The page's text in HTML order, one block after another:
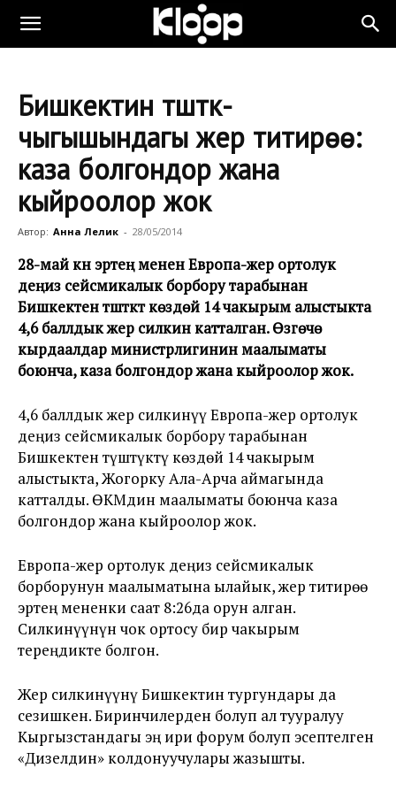
Бишкектин түштүк-
чыгышындагы жер титирөө:
каза болгондор жана
кыйроолор жок
Автор: Анна Лелик - 28/05/2014
28-май күнү эртең менен Европа-жер ортолук
деңиз сейсмикалык борбору тарабынан
Бишкектен түштүктү көздөй 14 чакырым алыстыкта
4,6 баллдык жер силкинүү катталган. Өзгөчө
кырдаалдар министрлигинин маалыматы
боюнча, каза болгондор жана кыйроолор жок.
4,6 баллдык жер силкинүү Европа-жер ортолук
деңиз сейсмикалык борбору тарабынан
Бишкектен түштүктү көздөй 14 чакырым
алыстыкта, Жогорку Ала-Арча аймагында
катталды. ӨКМдин маалыматы боюнча каза
болгондор жана кыйроолор жок.
Европа-жер ортолук деңиз сейсмикалык
борборунун маалыматына ылайык, жер титирөө
эртең мененки саат 8:26да орун алган.
Силкинүүнүн чок ортосу бир чакырым
тереңдикте болгон.
Жер силкинүүнү Бишкектин тургундары да
сезишкен. Биринчилерден болуп ал тууралуу
Кыргызстандагы эң ири форум болуп эсептелген
«Дизелдин» колдонуучулары жазышты.